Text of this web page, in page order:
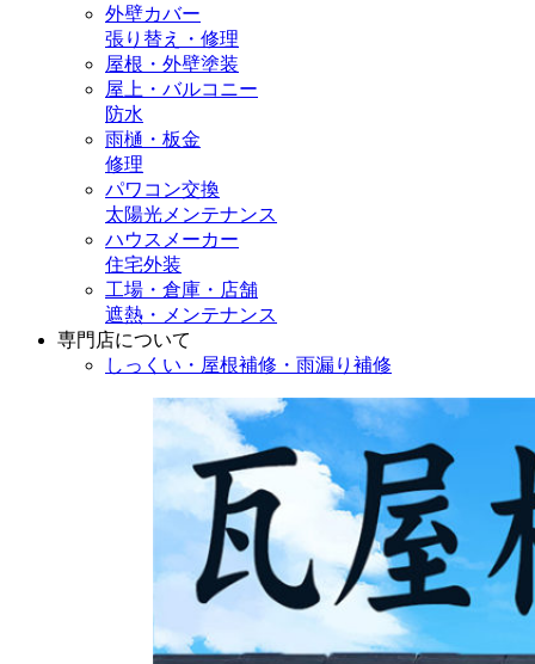
外壁カバー
張り替え・修理
屋根・外壁塗装
屋上・バルコニー
防水
雨樋・板金
修理
パワコン交換
太陽光メンテナンス
ハウスメーカー
住宅外装
工場・倉庫・店舗
遮熱・メンテナンス
専門店について
しっくい・屋根補修・雨漏り補修